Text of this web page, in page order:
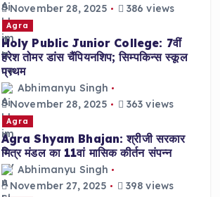
November 28, 2025
386 views
Agra
Holy Public Junior College: 7वीं
हरेश तोमर डांस चैंपियनशिप; सिम्पकिन्स स्कूल
प्रथम
Abhimanyu Singh
November 28, 2025
363 views
Agra
Agra Shyam Bhajan: श्रीजी सरकार
मित्र मंडल का 11वां मासिक कीर्तन संपन्न
Abhimanyu Singh
November 27, 2025
398 views